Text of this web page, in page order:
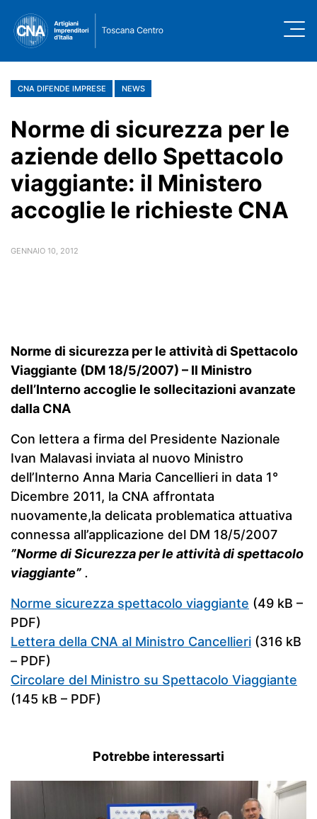
CNA DIFENDE IMPRESE NEWS
Norme di sicurezza per le
aziende dello Spettacolo
viaggiante: il Ministero
accoglie le richieste CNA
GENNAIO 10, 2012
Norme di sicurezza per le attività di Spettacolo
Viaggiante (DM 18/5/2007) – Il Ministro
dell’Interno accoglie le sollecitazioni avanzate
dalla CNA
Con lettera a firma del Presidente Nazionale
Ivan Malavasi inviata al nuovo Ministro
dell’Interno Anna Maria Cancellieri in data 1°
Dicembre 2011, la CNA affrontata
nuovamente,la delicata problematica attuativa
connessa all’applicazione del DM 18/5/2007
”Norme di Sicurezza per le attività di spettacolo
viaggiante” .
Norme sicurezza spettacolo viaggiante (49 kB –
PDF)
Lettera della CNA al Ministro Cancellieri (316 kB
– PDF)
Circolare del Ministro su Spettacolo Viaggiante
(145 kB – PDF)
Potrebbe interessarti